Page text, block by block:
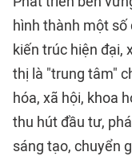
hình thành một số
kiến trúc hiện đại,
thị là "trung tâm"
hóa, xã hội, khoa
thu hút đầu tư,
sáng tạo, chuyển